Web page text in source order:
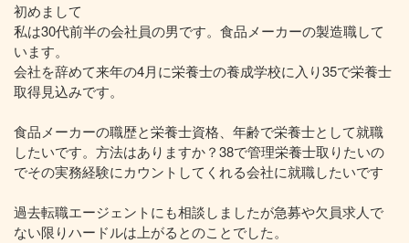
初めまして
私は30代前半の会社員の男です。食品メーカーの製造職して
います。
会社を辞めて来年の4月に栄養士の養成学校に入り35で栄養士
取得見込みです。
食品メーカーの職歴と栄養士資格、年齢で栄養士として就職
したいです。方法はありますか？38で管理栄養士取りたいの
でその実務経験にカウントしてくれる会社に就職したいです
過去転職エージェントにも相談しましたが急募や欠員求人で
ない限りハードルは上がるとのことでした。